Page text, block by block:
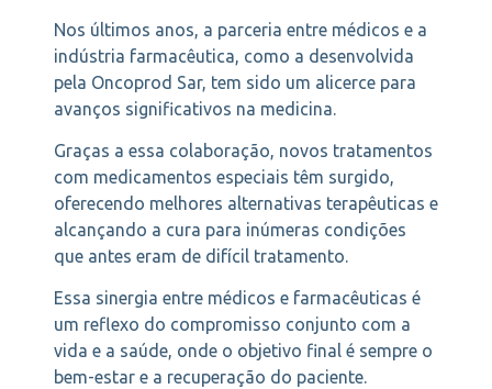
Nos últimos anos, a parceria entre médicos e a
indústria farmacêutica, como a desenvolvida
pela Oncoprod Sar, tem sido um alicerce para
avanços significativos na medicina.
Graças a essa colaboração, novos tratamentos
com medicamentos especiais têm surgido,
oferecendo melhores alternativas terapêuticas e
alcançando a cura para inúmeras condições
que antes eram de difícil tratamento.
Essa sinergia entre médicos e farmacêuticas é
um reflexo do compromisso conjunto com a
vida e a saúde, onde o objetivo final é sempre o
bem-estar e a recuperação do paciente.